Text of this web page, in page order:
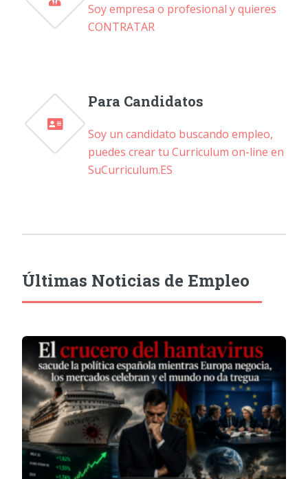
Soy empresa o profesional y quieres
CONTRATAR
Para Candidatos
Soy un candidato buscando empleo,
puedes crear tu Curriculum on-line en
SuCurriculum.ES
Últimas Noticias de Empleo